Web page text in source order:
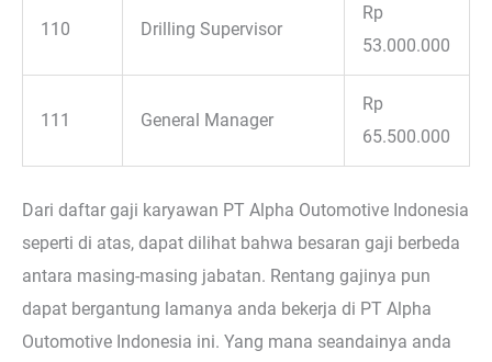
110 Drilling Supervisor
Rp
53.000.000
111 General Manager
Rp
65.500.000
Dari daftar gaji karyawan PT Alpha Outomotive Indonesia
seperti di atas, dapat dilihat bahwa besaran gaji berbeda
antara masing-masing jabatan. Rentang gajinya pun
dapat bergantung lamanya anda bekerja di PT Alpha
Outomotive Indonesia ini. Yang mana seandainya anda